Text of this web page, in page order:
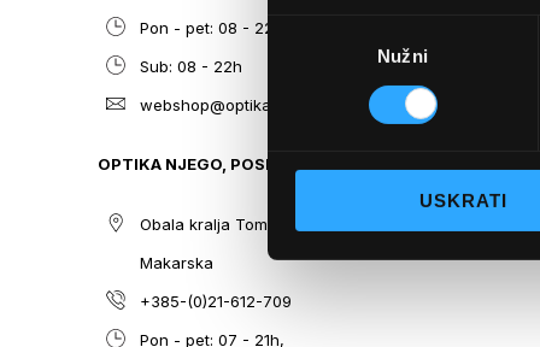
Odabir
Nužni
USKRATI
Pon - pet: 08 - 22h,
Sub: 08 - 22h
webshop@optikanjego.hr
OPTIKA NJEGO, POSLOVNICA 2
Obala kralja Tomislava 14, 21300
Makarska
+385-(0)21-612-709
Pon - pet: 07 - 21h,
Optika